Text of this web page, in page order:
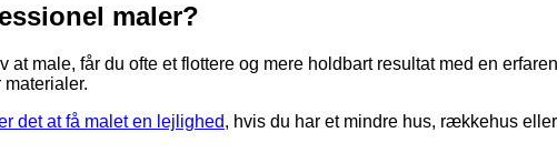
maler?
male, får du ofte et flottere og mere holdbart resultat med en
det at få malet en lejlighed, hvis du har et mindre hus, rækkehus